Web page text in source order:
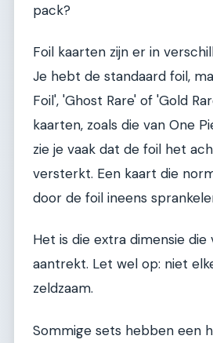
pack?
Foil kaarten zijn er in
Je hebt de standaard foil,
Foil', 'Ghost Rare' of 'Gold
kaarten, zoals die van One
zie je vaak dat de foil het
versterkt. Een kaart die
door de foil ineens
Het is die extra dimensie die
aantrekt. Let wel op: niet
zeldzaam.
Sommige sets hebben een